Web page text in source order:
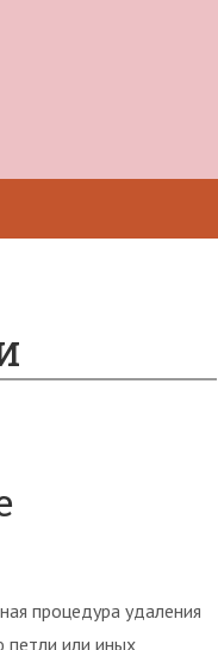
процедура удаления
петли или иных